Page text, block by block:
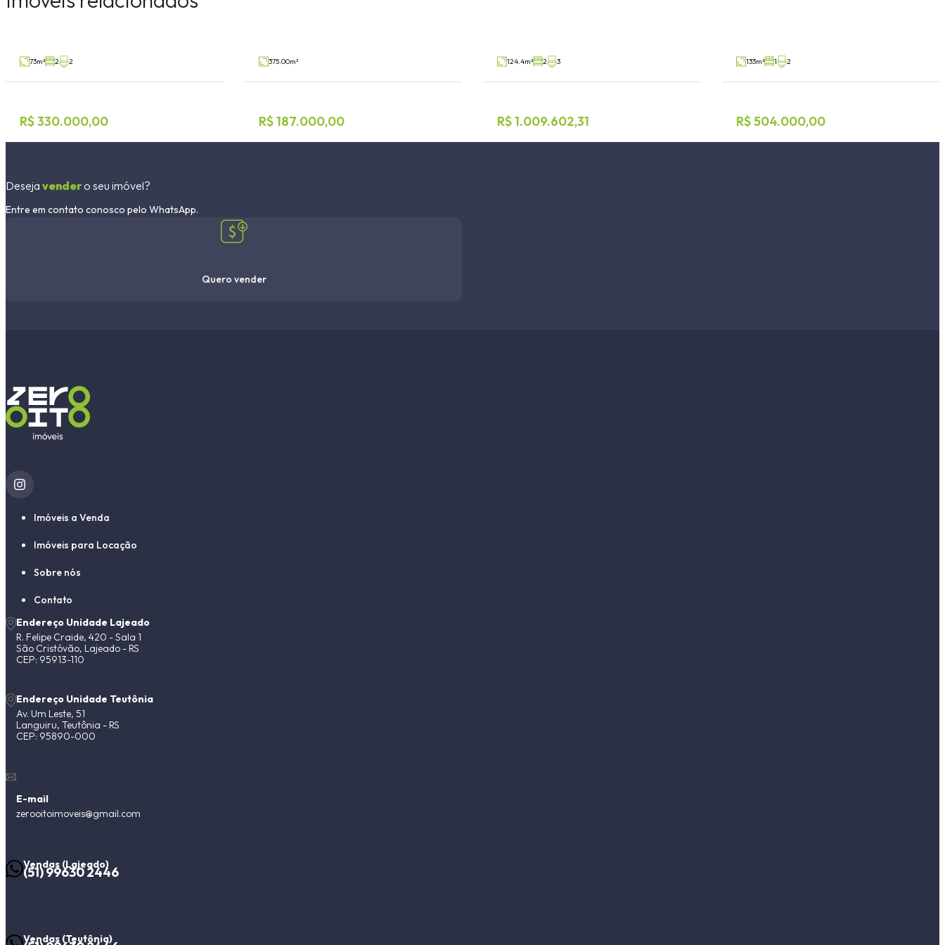
Conventos, Lajeado
73m² 2 2
R$ 330.000,00
375.00m²
R$ 187.000,00
124.4m² 2 3
R$ 1.009.602,31
133m² 1 2
R$ 504.000,00
Deseja vendero seu imóvel?
Entre em contato conosco pelo WhatsApp.
Quero vender
Imóveis a Venda
Imóveis para Locação
Sobre nós
Contato
Endereço Unidade Lajeado
R. Felipe Craide, 420 - Sala 1
São Cristóvão, Lajeado - RS
CEP: 95913-110
Endereço Unidade Teutônia
Av. Um Leste, 51
Languiru, Teutônia - RS
CEP: 95890-000
E-mail
zerooitoimoveis@gmail.com
Vendas (Lajeado)
(51) 99630 2446
Vendas (Teutônia)